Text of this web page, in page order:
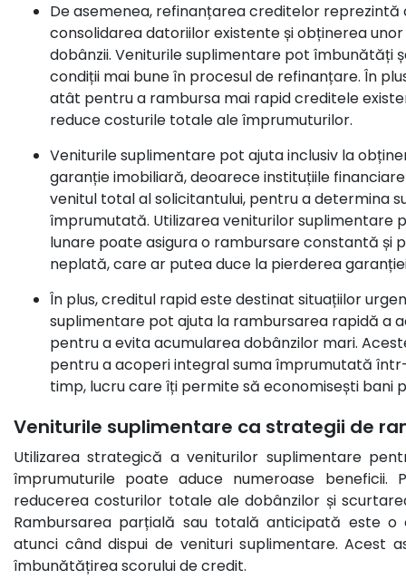
De asemenea, refinanțarea creditelor reprezintă
consolidarea datoriilor existente și obținerea
dobânzii. Veniturile suplimentare pot îmbunătăți
condiții mai bune în procesul de refinanțare. În
atât pentru a rambursa mai rapid creditele
reduce costurile totale ale împrumuturilor.
Veniturile suplimentare pot ajuta inclusiv la
garanție imobiliară, deoarece instituțiile
venitul total al solicitantului, pentru a determina
împrumutată. Utilizarea veniturilor suplimentare
lunare poate asigura o rambursare constantă și
neplată, care ar putea duce la pierderea
În plus,creditul rapideste destinat situațiilor
suplimentare pot ajuta la rambursarea rapidă a
pentru a evita acumularea dobânzilor mari.
pentru a acoperi integral suma împrumutată
timp, lucru care îți permite să economisești bani
Veniturile suplimentare ca strategii de
Utilizarea strategică a veniturilor suplimentare
împrumuturile poate aduce numeroase beneficii.
reducerea costurilor totale ale dobânzilor și
Rambursarea parțială sau totală anticipată este o
atunci când dispui de venituri suplimentare. Acest
îmbunătățirea scorului de credit.